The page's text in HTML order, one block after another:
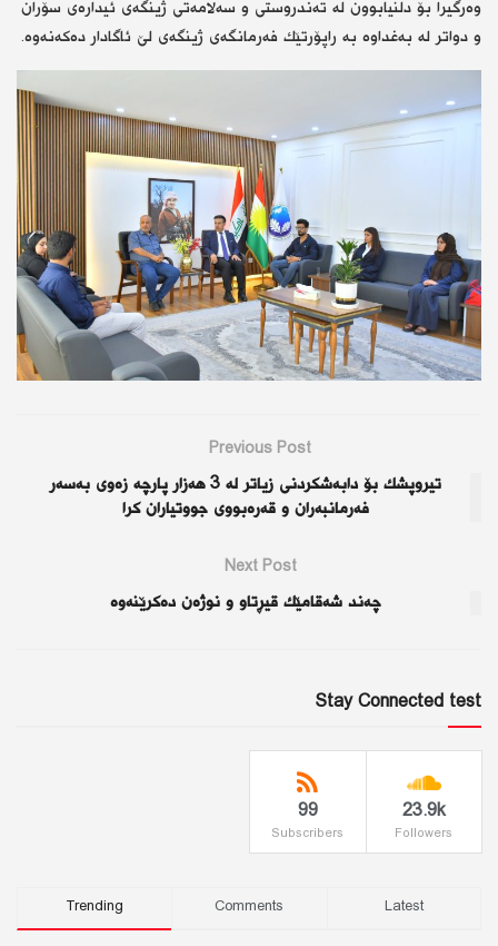
وه‌رگیرا بۆ دلنیابوون له‌ ته‌ندروستی و سه‌لامه‌تی ژینگه‌ی ئیداره‌ی سۆران
و دواتر له‌ به‌غداوه‌ به‌ راپۆرتێك فه‌رمانگه‌ی ژینگه‌ی لێ ئاگادار ده‌كه‌نه‌وه.‌
Previous Post
تیروپشك بۆ دابه‌شكردنی زیاتر له‌ 3 هه‌زار پارچه‌ زه‌وی به‌سه‌ر
فه‌رمانبه‌ران و قه‌ره‌بووی جووتیاران كرا
Next Post
چەند شەقامێك قیڕتاو و نوژەن دەكرێنەوە
Stay Connected test
23.9k
Followers
99
Subscribers
Trending Comments Latest